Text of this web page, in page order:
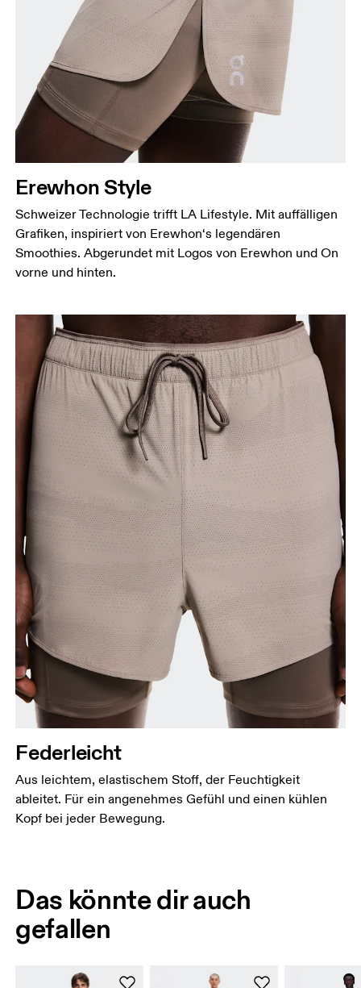
Erewhon Style
Schweizer Technologie trifft LA Lifestyle. Mit auffälligen
Grafiken, inspiriert von Erewhon‘s legendären
Smoothies. Abgerundet mit Logos von Erewhon und On
vorne und hinten.
Federleicht
Aus leichtem, elastischem Stoff, der Feuchtigkeit
ableitet. Für ein angenehmes Gefühl und einen kühlen
Kopf bei jeder Bewegung.
Das könnte dir auch
gefallen